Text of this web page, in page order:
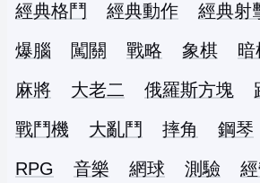
經典格鬥
經典動作 經典射
爆腦
闖關 戰略 象棋 暗
麻將
大老二 俄羅斯方塊
戰鬥機
大亂鬥 摔角 鋼琴
RPG
音樂 網球 測驗